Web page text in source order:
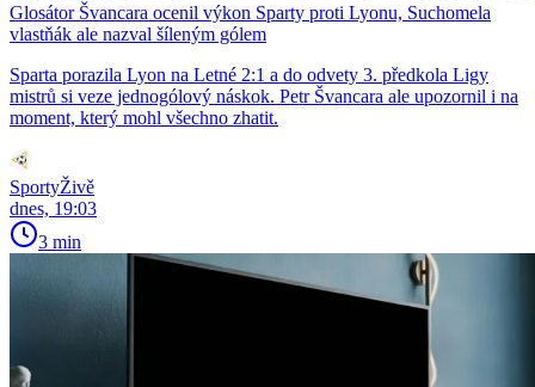
Glosátor Švancara ocenil výkon Sparty proti Lyonu, Suchomela
vlastňák ale nazval šíleným gólem
Sparta porazila Lyon na Letné 2:1 a do odvety 3. předkola Ligy
mistrů si veze jednogólový náskok. Petr Švancara ale upozornil i na
moment, který mohl všechno zhatit.
SportyŽivě
dnes, 19:03
3 min